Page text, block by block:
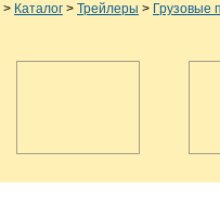
> Каталог > Трейлеры > Грузовые